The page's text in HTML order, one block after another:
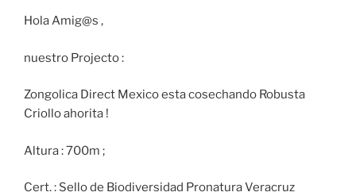
Hola Amig@s ,
nuestro Projecto :
Zongolica Direct Mexico esta cosechando Robusta
Criollo ahorita !
Altura : 700m ;
Cert. : Sello de Biodiversidad Pronatura Veracruz